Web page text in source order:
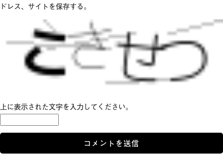
ドレス、サイトを保存する。
上に表示された文字を入力してください。